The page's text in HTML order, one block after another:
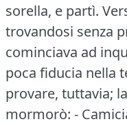
sorella, e partì.
trovandosi senza
cominciava ad
poca fiducia nella
provare, tuttavia;
mormorò: -